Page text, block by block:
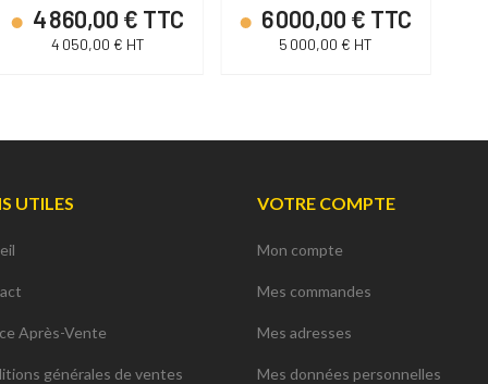
4 860,00 € TTC
4 050,00 € HT
6 000,00 € TTC
5 000,00 € HT
UTILES
Après-Vente
générales de ventes
VOTRE COMPTE
Mon compte
Mes commandes
Mes adresses
Mes données personnelles